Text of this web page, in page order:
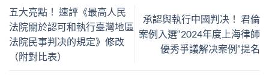
五大亮點！ 速評《最高人民
法院關於認可和執行臺灣地區
法院民事判决的規定》修改
（附對比表）
承認與執行中國判决！ 君倫
案例入選“2024年度上海律師
優秀爭議解决案例”提名